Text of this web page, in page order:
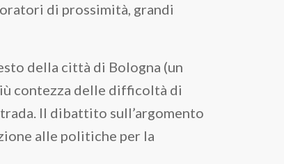
di prossimità, grandi
della città di Bologna (un
contezza delle difficoltà di
Il dibattito sull’argomento
alle politiche per la